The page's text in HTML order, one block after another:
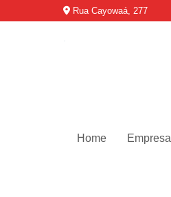
Rua Cayowaá, 277
Home Empresa